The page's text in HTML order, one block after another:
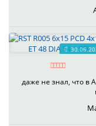
даже не знал, что в